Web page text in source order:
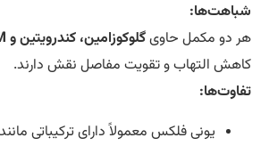
دو مکمل حاویگلوکوزامین، کندرویتین و MSM
التهاب و تقویت مفاصل نقش دارند.
یونی فلکس معمولاً دارای ترکیباتی مانند